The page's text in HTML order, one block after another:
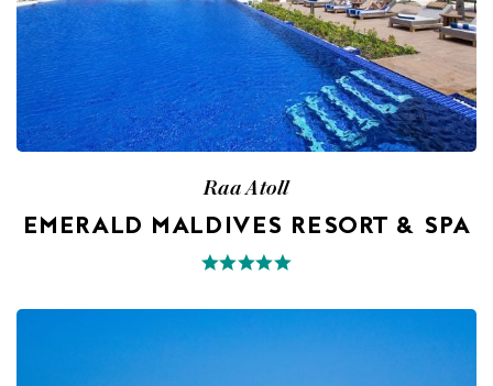
Raa Atoll
EMERALD MALDIVES RESORT & SPA